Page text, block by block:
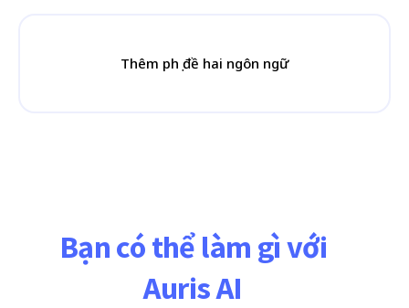
Thêm phụ đề hai ngôn ngữ
Bạn có thể làm gì với
Auris AI